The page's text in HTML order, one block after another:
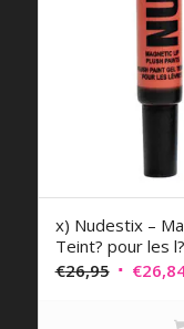
x) Nudestix –
Teint? pour les
€26,95 Original
€